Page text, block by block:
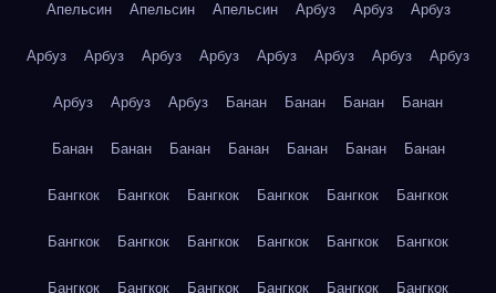
Апельсин Апельсин Апельсин Арбуз Арбуз Арбуз
Арбуз Арбуз Арбуз Арбуз Арбуз Арбуз Арбуз Арбуз
Арбуз Арбуз Арбуз Банан Банан Банан Банан
Банан Банан Банан Банан Банан Банан Банан
Бангкок Бангкок Бангкок Бангкок Бангкок Бангкок
Бангкок Бангкок Бангкок Бангкок Бангкок Бангкок
Бангкок Бангкок Бангкок Бангкок Бангкок Бангкок